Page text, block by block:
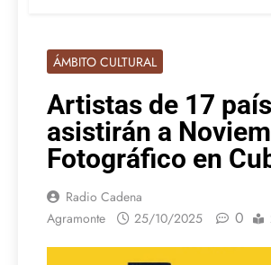
ÁMBITO CULTURAL
Artistas de 17
asistirán a
Fotográfico en
Radio Cadena
Agramonte
25/10/2025 0